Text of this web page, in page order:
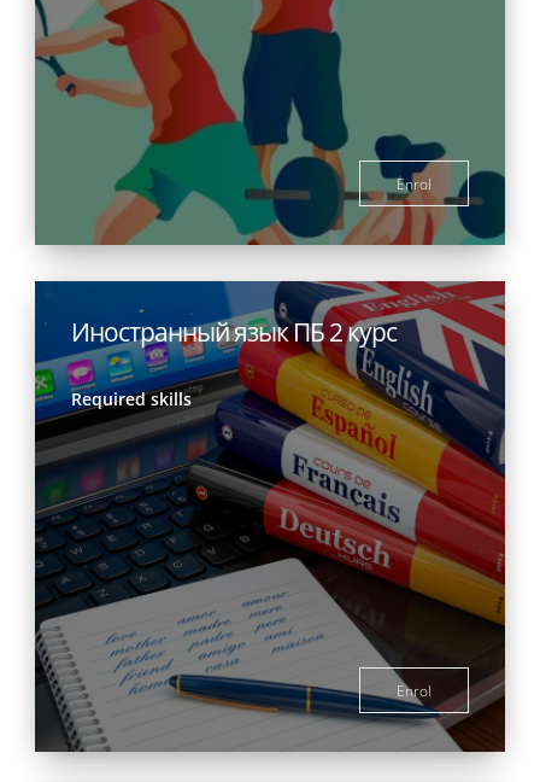
Enrol
Иностранный язык ПБ 2 курс
Required skills
Enrol